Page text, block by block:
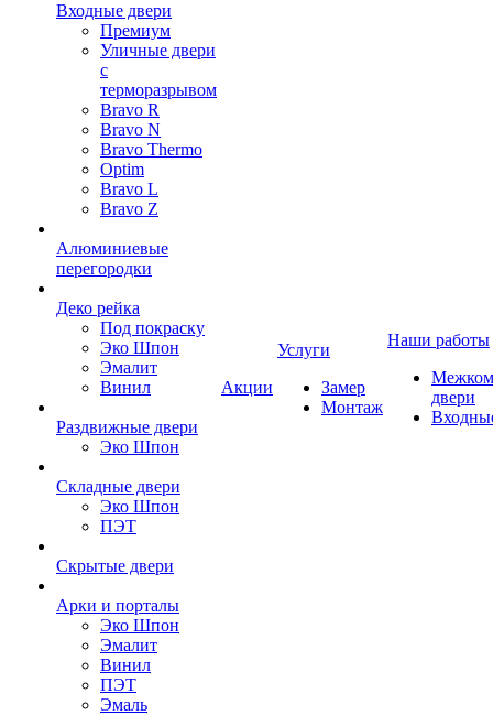
Входные двери
Премиум
Уличные двери
с
терморазрывом
Bravo R
Bravo N
Bravo Thermo
Optim
Bravo L
Bravo Z
Алюминиевые
перегородки
Деко рейка
Под покраску
Эко Шпон
Эмалит
Винил
Раздвижные двери
Эко Шпон
Складные двери
Эко Шпон
ПЭТ
Скрытые двери
Арки и порталы
Эко Шпон
Эмалит
Винил
ПЭТ
Эмаль
Акции
Услуги
Замер
Монтаж
Наши работы
двери